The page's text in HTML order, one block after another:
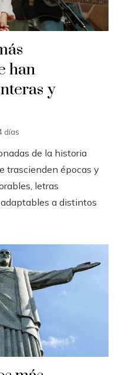
han
y
días
de la historia
trascienden épocas y
letras
a distintos